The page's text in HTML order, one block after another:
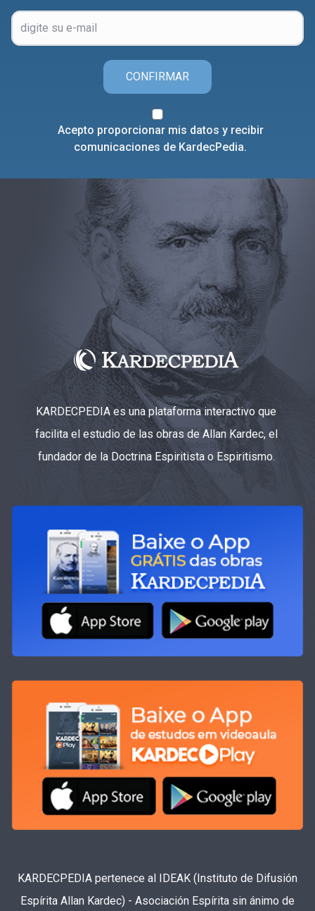
CONFIRMAR
Acepto proporcionar mis datos y recibir
comunicaciones de KardecPedia.
KARDECPEDIA es una plataforma interactivo que
facilita el estudio de las obras de Allan Kardec, el
fundador de la Doctrina Espiritista o Espiritismo.
KARDECPEDIA pertenece al IDEAK (Instituto de Difusión
Espírita Allan Kardec) - Asociación Espírita sin ánimo de